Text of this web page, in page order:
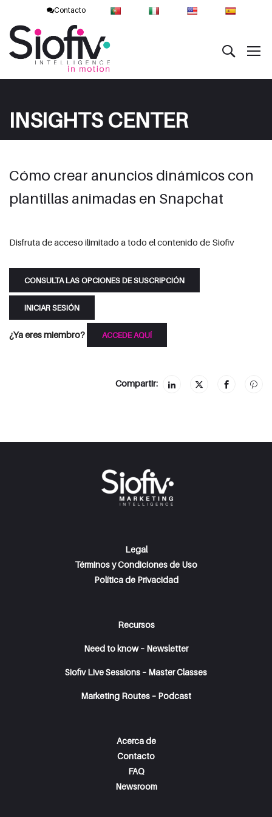
Contacto
INSIGHTS CENTER
Cómo crear anuncios dinámicos con
plantillas animadas en Snapchat
Disfruta de acceso ilimitado a todo el contenido de Siofiv
CONSULTA LAS OPCIONES DE SUSCRIPCIÓN
INICIAR SESIÓN
¿Ya eres miembro? ACCEDE AQUÍ
Compartir:
Legal
Términos y Condiciones de Uso
Política de Privacidad
Recursos
Need to know – Newsletter
Siofiv Live Sessions – Master Classes
Marketing Routes – Podcast
Acerca de
Contacto
FAQ
Newsroom